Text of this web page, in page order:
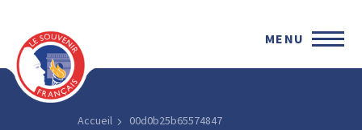
MENU
Accueil 00d0b25b65574847